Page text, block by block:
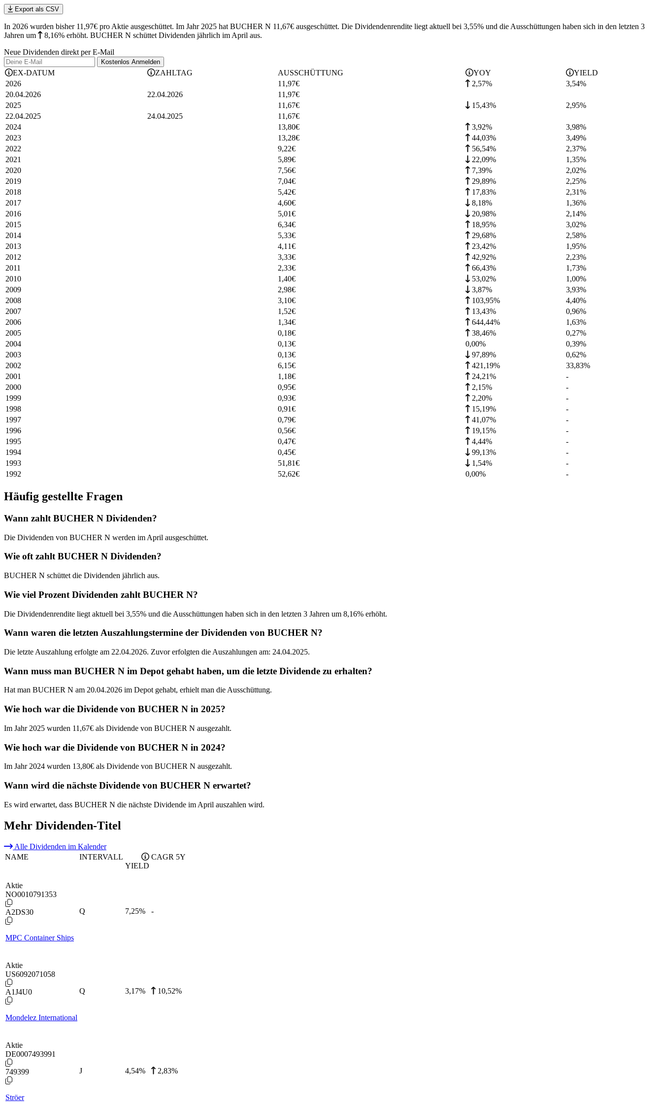
Export als CSV
In 2026 wurden bisher 11,97€ pro Aktie ausgeschüttet. Im Jahr 2025 hat BUCHER N 11,67€ ausgeschüttet. Die Dividendenrendite liegt aktuell bei 3,55% und die Ausschüttungen haben sich in den letzten 3
Jahren um 8,16% erhöht. BUCHER N schüttet Dividenden jährlich im April aus.
Neue Dividenden direkt per E-Mail
Kostenlos Anmelden
EX-DATUM ZAHLTAG AUSSCHÜTTUNG YOY
YIELD
2026
11,97€ 2,57% 3,54%
20.04.2026
22.04.2026 11,97€
2025
11,67€ 15,43% 2,95%
22.04.2025
24.04.2025 11,67€
2024
13,80€ 3,92% 3,98%
2023
13,28€ 44,03% 3,49%
2022
9,22€ 56,54% 2,37%
2021
5,89€ 22,09% 1,35%
2020
7,56€ 7,39% 2,02%
2019
7,04€ 29,89% 2,25%
2018
5,42€ 17,83% 2,31%
2017
4,60€ 8,18% 1,36%
2016
5,01€ 20,98% 2,14%
2015
6,34€ 18,95% 3,02%
2014
5,33€ 29,68% 2,58%
2013
4,11€ 23,42% 1,95%
2012
3,33€ 42,92% 2,23%
2011
2,33€ 66,43% 1,73%
2010
1,40€ 53,02% 1,00%
2009
2,98€ 3,87% 3,93%
2008
3,10€ 103,95% 4,40%
2007
1,52€ 13,43% 0,96%
2006
1,34€ 644,44% 1,63%
2005
0,18€ 38,46% 0,27%
2004
0,13€ 0,00% 0,39%
2003
0,13€ 97,89% 0,62%
2002
6,15€ 421,19% 33,83%
2001
1,18€ 24,21%
-
2000
0,95€ 2,15%
-
1999
0,93€ 2,20%
-
1998
0,91€ 15,19%
-
1997
0,79€ 41,07%
-
1996
0,56€ 19,15%
-
1995
0,47€ 4,44%
-
1994
0,45€ 99,13%
-
1993
51,81€ 1,54%
-
1992
52,62€ 0,00% -
Häufig gestellte Fragen
Wann zahlt BUCHER N Dividenden?
Die Dividenden von BUCHER N werden im April ausgeschüttet.
Wie oft zahlt BUCHER N Dividenden?
BUCHER N schüttet die Dividenden jährlich aus.
Wie viel Prozent Dividenden zahlt BUCHER N?
Die Dividendenrendite liegt aktuell bei 3,55% und die Ausschüttungen haben sich in den letzten 3 Jahren um 8,16% erhöht.
Wann waren die letzten Auszahlungstermine der Dividenden von BUCHER N?
Die letzte Auszahlung erfolgte am 22.04.2026. Zuvor erfolgten die Auszahlungen am: 24.04.2025.
Wann muss man BUCHER N im Depot gehabt haben, um die letzte Dividende zu erhalten?
Hat man BUCHER N am 20.04.2026 im Depot gehabt, erhielt man die Ausschüttung.
Wie hoch war die Dividende von BUCHER N in 2025?
Im Jahr 2025 wurden 11,67€ als Dividende von BUCHER N ausgezahlt.
Wie hoch war die Dividende von BUCHER N in 2024?
Im Jahr 2024 wurden 13,80€ als Dividende von BUCHER N ausgezahlt.
Wann wird die nächste Dividende von BUCHER N erwartet?
Es wird erwartet, dass BUCHER N die nächste Dividende im April auszahlen wird.
Mehr Dividenden-Titel
Alle Dividenden im Kalender
NAME
INTERVALL
YIELD
CAGR 5Y
Aktie
NO0010791353
A2DS30
MPC Container Ships
Q 7,25% -
Aktie
US6092071058
A1J4U0
Mondelez International
Q 3,17% 10,52%
Aktie
DE0007493991
749399
Ströer
J 4,54% 2,83%